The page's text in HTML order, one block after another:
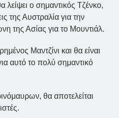
ο σημαντικός Τζένκο,
της Αυστραλία για την
της Ασίας για το Μουντιάλ.
Μαντζίνι και θα είναι
αυτό το πολύ σημαντικό
θα αποτελείται